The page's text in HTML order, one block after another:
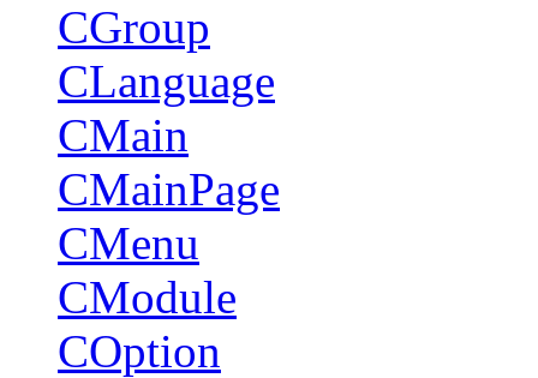
CGroup
CLanguage
CMain
CMainPage
CMenu
CModule
COption